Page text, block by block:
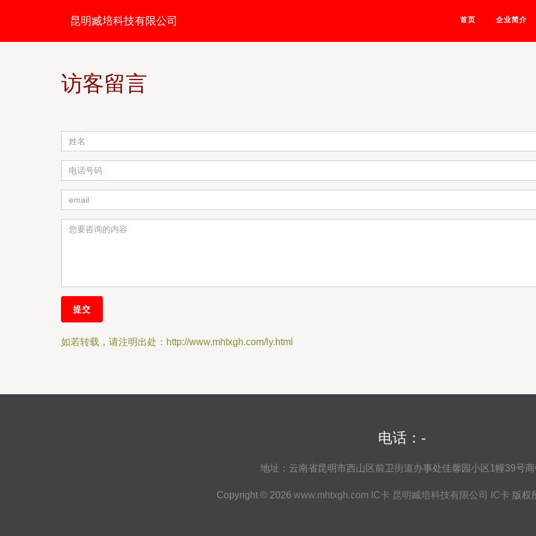
昆明臧培科技有限公司 首页 企业简介
访客留言
如若转载，请注明出处：http://www.mhtxgh.com/ly.html
电话：-
地址：云南省昆明市西山区前卫街道办事处佳馨园小区1幢39号商
Copyright © 2026 www.mhtxgh.com IC卡 昆明臧培科技有限公司 IC卡 版权